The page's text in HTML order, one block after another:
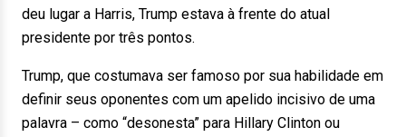
deu lugar a Harris, Trump estava à frente do atual
presidente por três pontos.
Trump, que costumava ser famoso por sua habilidade em
definir seus oponentes com um apelido incisivo de uma
palavra – como “desonesta” para Hillary Clinton ou